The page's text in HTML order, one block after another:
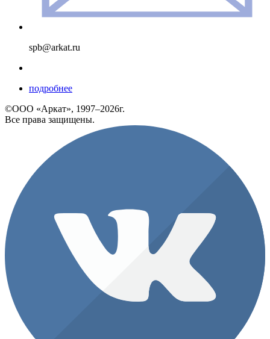
spb@arkat.ru
подробнее
©ООО «Аркат», 1997–2026г.
Все права защищены.